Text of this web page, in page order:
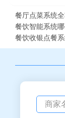
餐厅点菜系统
餐饮智能系统
餐饮收银点餐